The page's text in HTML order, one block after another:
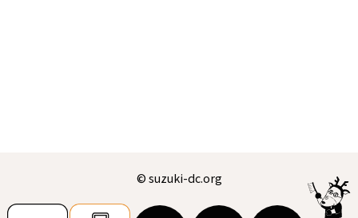
© suzuki-dc.org